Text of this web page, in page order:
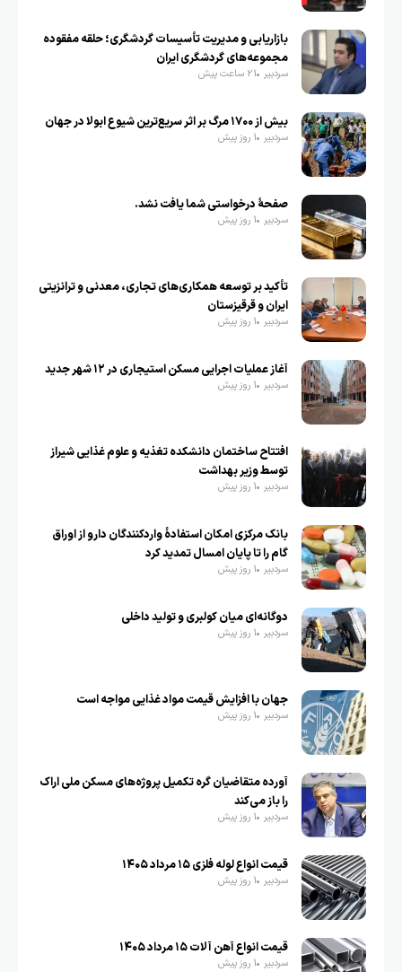
بازاریابی و مدیریت تأسیسات گردشگری؛ حلقه مفقوده
مجموعه‌های گردشگری ایران
سردبیر 21 ساعت پیش
بیش از ۱۷۰۰ مرگ بر اثر سریع‌ترین شیوع ابولا در جهان
سردبیر 1 روز پیش
صفحهٔ درخواستی شما یافت نشد.
سردبیر 1 روز پیش
تأکید بر توسعه همکاری‌های تجاری، معدنی و ترانزیتی
ایران و قرقیزستان
سردبیر 1 روز پیش
آغاز عملیات اجرایی مسکن استیجاری در ۱۲ شهر جدید
سردبیر 1 روز پیش
افتتاح ساختمان دانشکده تغذیه و علوم غذایی شیراز
توسط وزیر بهداشت
سردبیر 1 روز پیش
بانک مرکزی امکان استفادۀ واردکنندگان دارو از اوراق
گام را تا پایان امسال تمدید کرد
سردبیر 1 روز پیش
دوگانه‌ای میان کولبری و تولید داخلی
سردبیر 1 روز پیش
جهان با افزایش قیمت مواد غذایی مواجه است
سردبیر 1 روز پیش
آورده متقاضیان گره تکمیل پروژه‌های مسکن ملی اراک
را باز می‌کند
سردبیر 1 روز پیش
قیمت انواع لوله فلزی ۱۵ مرداد ۱۴۰۵
سردبیر 1 روز پیش
قیمت انواع آهن آلات ۱۵ مرداد ۱۴۰۵
سردبیر 1 روز پیش